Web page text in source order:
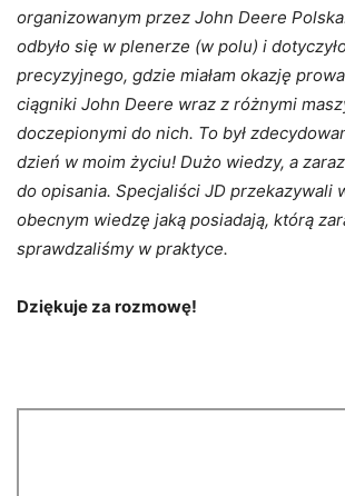
organizowanym przez John Deere
odbyło się w plenerze (w polu) i
precyzyjnego, gdzie miałam okazję
ciągniki John Deere wraz z różnymi
doczepionymi do nich. To był
dzień w moim życiu! Dużo wiedzy, a
do opisania. Specjaliści JD przekazywali
obecnym wiedzę jaką posiadają, którą
sprawdzaliśmy w praktyce.
Dziękuje za rozmowę!